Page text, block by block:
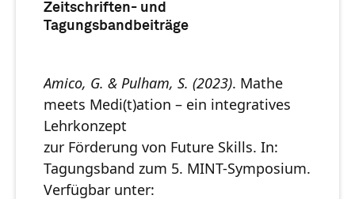
Zeitschriften- und
Tagungsbandbeiträge
Amico, G. & Pulham, S. (2023). Mathe
meets Medi(t)ation – ein integratives
Lehrkonzept
zur Förderung von Future Skills. In:
Tagungsband zum 5. MINT-Symposium.
Verfügbar unter: